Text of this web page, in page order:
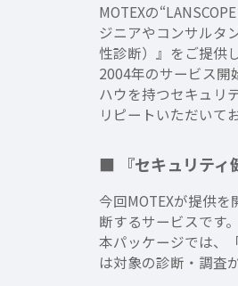
MOTEXの
ジニアやコンサルタ
性診断）』をご提供
2004年のサービス開
ハウを持つセキュリ
リピートいただいて
■ 『セキュリティ
今回MOTEXが提供
断するサービスです。
本パッケージでは、
は対象の診断・調査